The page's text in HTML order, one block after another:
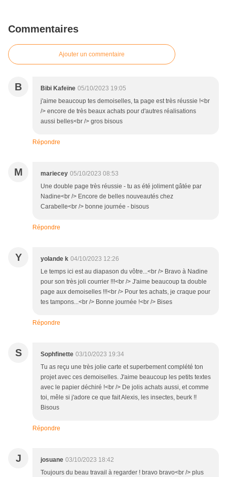
Commentaires
Ajouter un commentaire
B Bibi Kafeïne 05/10/2023 19:05
j'aime beaucoup tes demoiselles, ta page est très réussie !<br
/> encore de très beaux achats pour d'autres réalisations
aussi belles<br /> gros bisous
Répondre
M mariecey 05/10/2023 08:53
Une double page très réussie - tu as été joliment gâtée par
Nadine<br /> Encore de belles nouveautés chez
Carabelle<br /> bonne journée - bisous
Répondre
Y yolande k 04/10/2023 12:26
Le temps ici est au diapason du vôtre...<br /> Bravo à Nadine
pour son très joli courrier !!!<br /> J'aime beaucoup ta double
page aux demoiselles !!!<br /> Pour tes achats, je craque pour
tes tampons...<br /> Bonne journée !<br /> Bises
Répondre
S Sophfinette 03/10/2023 19:34
Tu as reçu une très jolie carte et superbement complété ton
projet avec ces demoiselles. J'aime beaucoup les petits textes
avec le papier déchiré !<br /> De jolis achats aussi, et comme
toi, mêle si j'adore ce que fait Alexis, les insectes, beurk !!
Bisous
Répondre
J josuane 03/10/2023 18:42
Toujours du beau travail à regarder ! bravo bravo<br /> plus